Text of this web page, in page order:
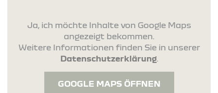
Ja, ich möchte Inhalte von Google Maps
angezeigt bekommen.
Weitere Informationen finden Sie in unserer
Datenschutzerklärung.
GOOGLE MAPS ÖFFNEN